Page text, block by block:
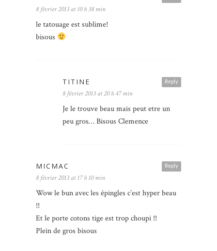
8 février 2013 at 10 h 38 min
le tatouage est sublime!
bisous
Reply
TITINE
8 février 2013 at 20 h 47 min
Je le trouve beau mais peut etre un
peu gros… Bisous Clemence
Reply
MICMAC
8 février 2013 at 17 h 10 min
Wow le bun avec les épingles c’est hyper beau
!!
Et le porte cotons tige est trop choupi !!
Plein de gros bisous